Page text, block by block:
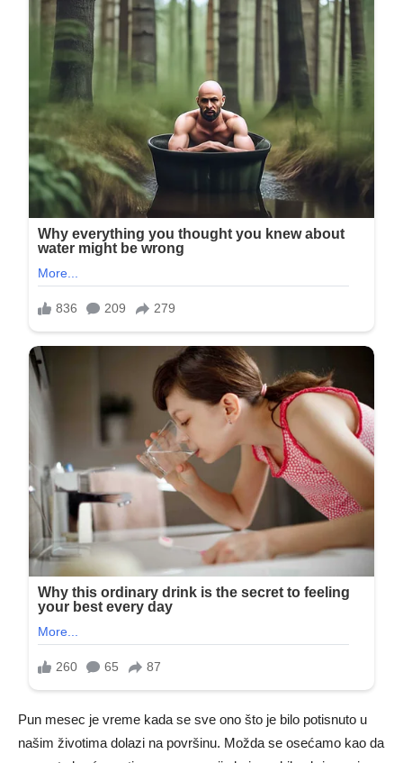
Pun mesec je vreme kada se sve ono što je bilo potisnuto u
našim životima dolazi na površinu. Možda se osećamo kao da